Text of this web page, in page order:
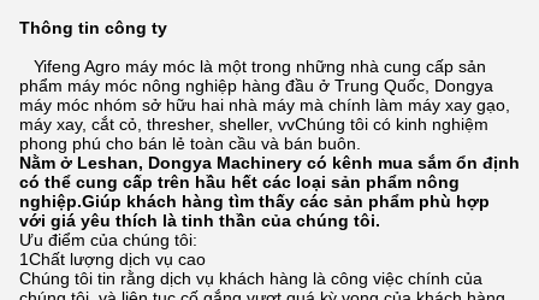
Thông tin công ty
Yifeng Agro máy móc là một trong những nhà cung cấp sản
phẩm máy móc nông nghiệp hàng đầu ở Trung Quốc, Dongya
máy móc nhóm sở hữu hai nhà máy mà chính làm máy xay gạo,
máy xay, cắt cỏ, thresher, sheller, vvChúng tôi có kinh nghiệm
phong phú cho bán lẻ toàn cầu và bán buôn.
Nằm ở Leshan, Dongya Machinery có kênh mua sắm ổn định
có thể cung cấp trên hầu hết các loại sản phẩm nông
nghiệp.Giúp khách hàng tìm thấy các sản phẩm phù hợp
với giá yêu thích là tinh thần của chúng tôi.
Ưu điểm của chúng tôi:
1Chất lượng dịch vụ cao
Chúng tôi tin rằng dịch vụ khách hàng là công việc chính của